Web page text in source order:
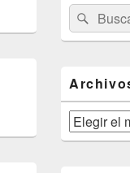
área
de
widget
lateral
primaria
Buscar
por:
Archivos